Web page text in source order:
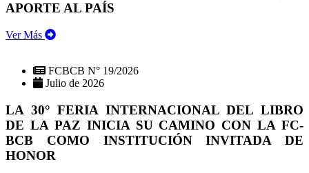
APORTE AL PAÍS
Ver Más
FCBCB N° 19/2026
Julio de 2026
LA 30° FERIA INTERNACIONAL DEL LIBRO
DE LA PAZ INICIA SU CAMINO CON LA FC-
BCB COMO INSTITUCIÓN INVITADA DE
HONOR